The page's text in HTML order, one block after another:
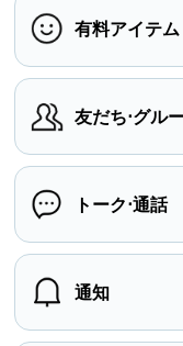
有料アイテム
友だち⋅グル
トーク⋅通話
通知